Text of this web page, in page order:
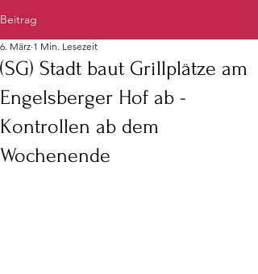
Beitrag
(SG) Stadt baut Grillplätze am
Engelsberger Hof ab -
Kontrollen ab dem
Wochenende
6. März 1 Min. Lesezeit